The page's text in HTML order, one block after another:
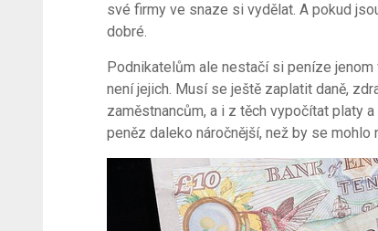
své firmy ve snaze si vydělat. A pokud
dobré.
Podnikatelům ale nestačí si peníze
není jejich. Musí se ještě zaplatit daně,
zaměstnancům, a i z těch vypočítat platy
peněz daleko náročnější, než by se mohlo